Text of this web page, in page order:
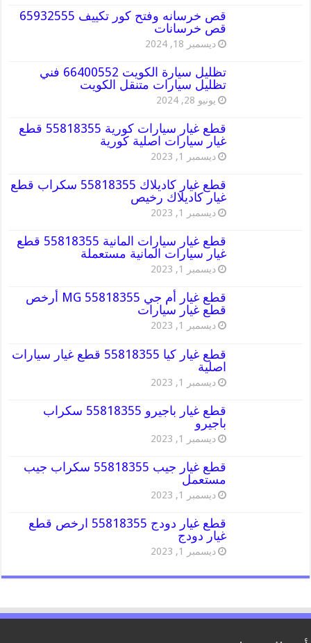
قص خرسانه وفتح كور تكييف 65932555
قص خرسانات
ديسمبر 18, 2024
تظليل سيارة الكويت 66400552 فني
تظليل سيارات متنقل الكويت
يونيو 28, 2024
قطع غيار سيارات كورية 55818355 قطع
غيار سيارات اصلية كورية
ديسمبر 1, 2023
قطع غيار كاديلاك 55818355 سكراب قطع
غيار كاديلاك رخيص
ديسمبر 1, 2023
قطع غيار سيارات المانية 55818355 قطع
غيار سيارات المانية مستعملة
ديسمبر 1, 2023
قطع غيار أم جي MG 55818355 أرخص
قطع غيار سيارات
ديسمبر 1, 2023
قطع غيار كيا 55818355 قطع غيار سيارات
اصلية
ديسمبر 1, 2023
قطع غيار باجيرو 55818355 سكراب
باجيرو
ديسمبر 1, 2023
قطع غيار جيب 55818355 سكراب جيب
مستعمل
ديسمبر 1, 2023
قطع غيار دودج 55818355 ارخص قطع
غيار دودج
ديسمبر 1, 2023